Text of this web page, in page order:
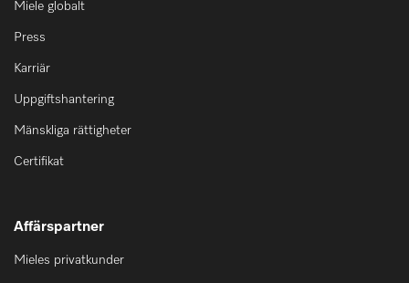
Miele globalt
Press
Karriär
Uppgiftshantering
Mänskliga rättigheter
Certifikat
Affärspartner
Mieles privatkunder